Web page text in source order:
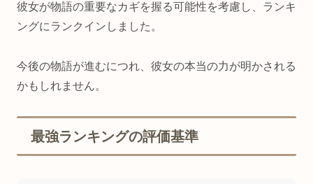
彼女が物語の重要なカギを握る可能性を考慮し、ランキ
ングにランクインしました。
今後の物語が進むにつれ、彼女の本当の力が明かされる
かもしれません。
最強ランキングの評価基準